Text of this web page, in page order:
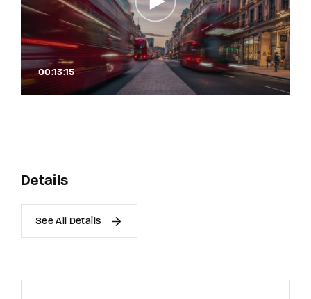
00:13:15
Details
See All Details